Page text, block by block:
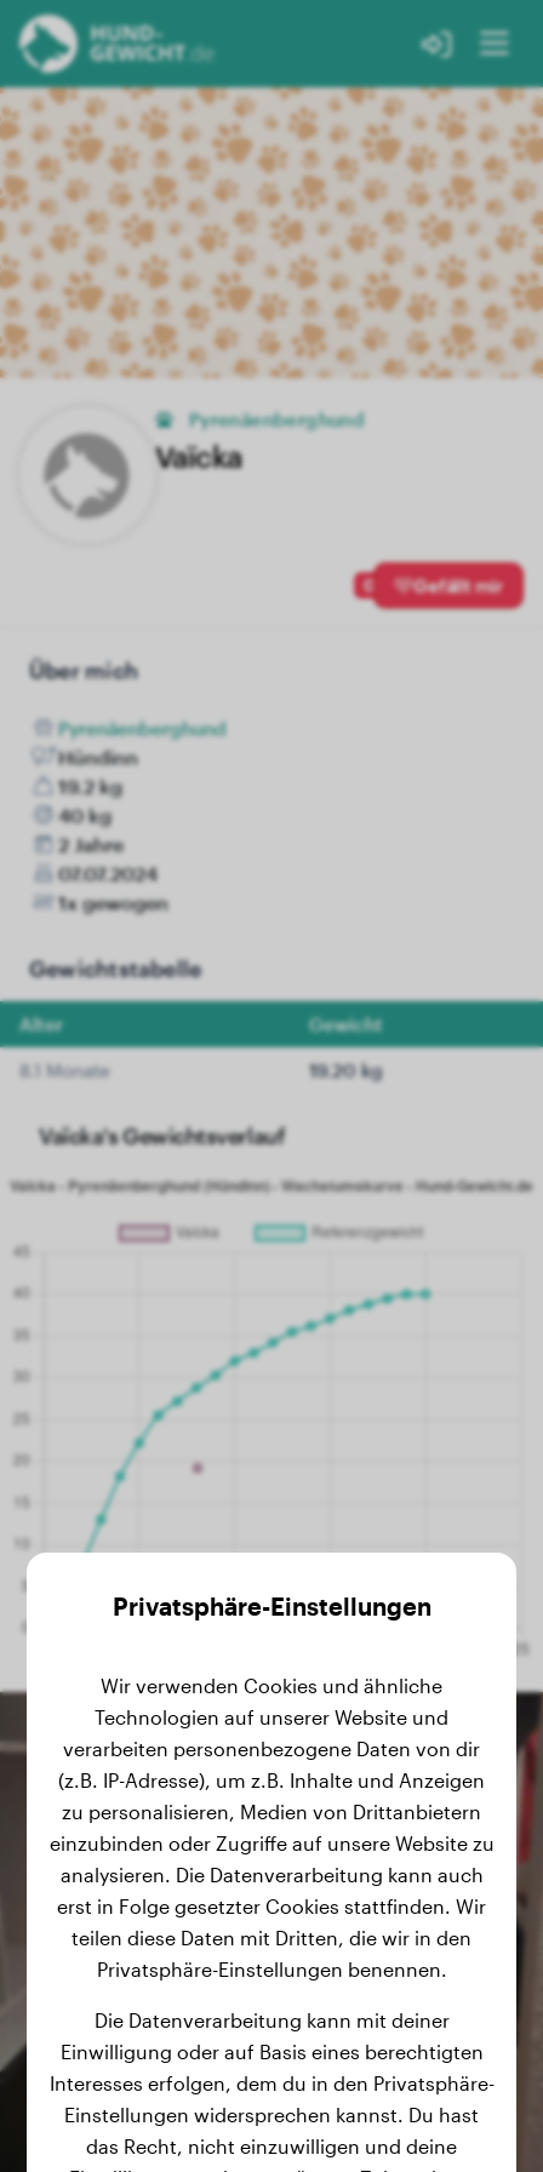
Pyrenäenberghund
Vaïcka
0 Gefällt mir
Über mich
Pyrenäenberghund
Hündinn
19.2 kg
40 kg
2 Jahre
07.07.2024
1x gewogen
Gewichtstabelle
Alter Gewicht
8.1 Monate 19.20 kg
Vaïcka's Gewichtsverlauf
Privatsphäre-Einstellungen
Wir verwenden Cookies und ähnliche
Technologien auf unserer Website und
verarbeiten personenbezogene Daten von dir
(z.B. IP-Adresse), um z.B. Inhalte und Anzeigen
zu personalisieren, Medien von Drittanbietern
einzubinden oder Zugriffe auf unsere Website zu
analysieren. Die Datenverarbeitung kann auch
erst in Folge gesetzter Cookies stattfinden. Wir
teilen diese Daten mit Dritten, die wir in den
Privatsphäre-Einstellungen benennen.
Die Datenverarbeitung kann mit deiner
Einwilligung oder auf Basis eines berechtigten
Interesses erfolgen, dem du in den Privatsphäre-
Einstellungen widersprechen kannst. Du hast
das Recht, nicht einzuwilligen und deine